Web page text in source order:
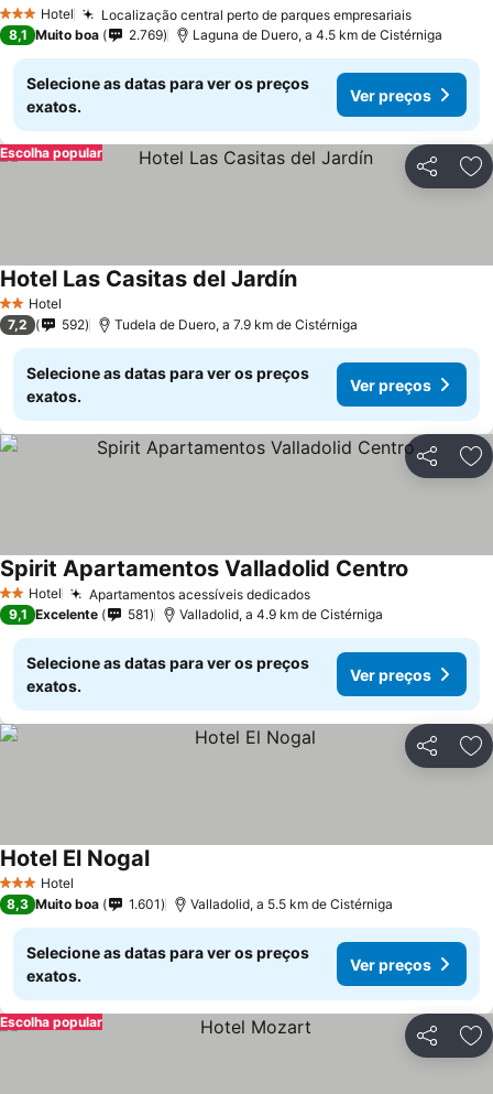
3 EstrelasHotel Localização central perto de parques empresariaisVer
8,1 Muito boa 2.769 Laguna de Duero, a 4.5 km de Cistérniga
Selecione as datas para ver os preços
exatos.
Ver preços
Partilhar
Escolha popular
2 Estrelas
Hotel
Hotel Las Casitas del JardínVer preços
7,2 592 Tudela de Duero, a 7.9 km de Cistérniga
Selecione as datas para ver os preços
exatos.
Ver preços
Partilhar
2 Estrelas
Hotel Apartamentos acessíveis dedicadosVer preços
Spirit Apartamentos Valladolid Centro
9,1 Excelente 581 Valladolid, a 4.9 km de Cistérniga
Selecione as datas para ver os preços
exatos.
Ver preços
Partilhar
3 EstrelasHotel
Hotel El NogalVer preços
8,3 Muito boa 1.601 Valladolid, a 5.5 km de Cistérniga
Selecione as datas para ver os preços
exatos.
Ver preços
Partilhar
Escolha popular